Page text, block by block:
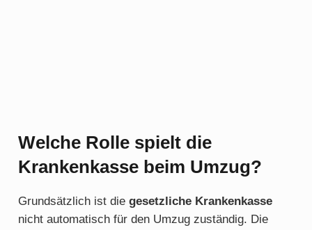
Welche Rolle spielt die
Krankenkasse beim Umzug?
Grundsätzlich ist die gesetzliche Krankenkasse
nicht automatisch für den Umzug zuständig. Die